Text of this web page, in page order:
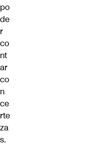
po
de
r
co
nt
ar
co
n
ce
rte
za
s.